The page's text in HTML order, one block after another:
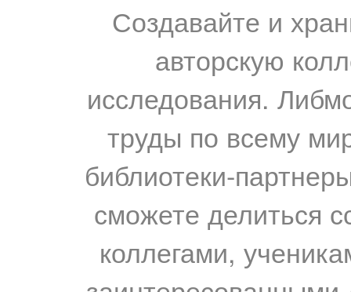
Создавайте и
авторскую
исследования.
труды по всему
библиотеки-
сможете делиться
коллегами,